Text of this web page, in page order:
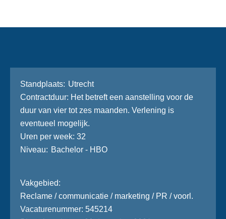
Stand­plaats
Utrecht
Contractduur Het betreft een aanstelling voor de
duur van vier tot zes maanden. Verlening is
eventueel mogelijk.
Uren per week 32
Niveau
Bachelor - HBO
Vakgebied
Reclame / communicatie / marketing / PR / voorl.
Vacaturenummer 545214